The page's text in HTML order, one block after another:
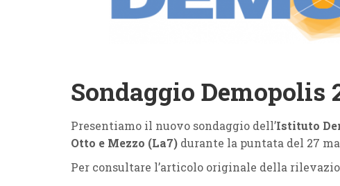
Sondaggio Demopolis
Presentiamo il nuovo sondaggio dell’Istituto
Otto e Mezzo (La7) durante la puntata del 27
Per consultare l’articolo originale della